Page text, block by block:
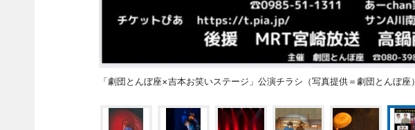
「劇団とんぼ座×吉本お笑いステージ」公演チラシ（写真提供＝劇団とんぼ座）